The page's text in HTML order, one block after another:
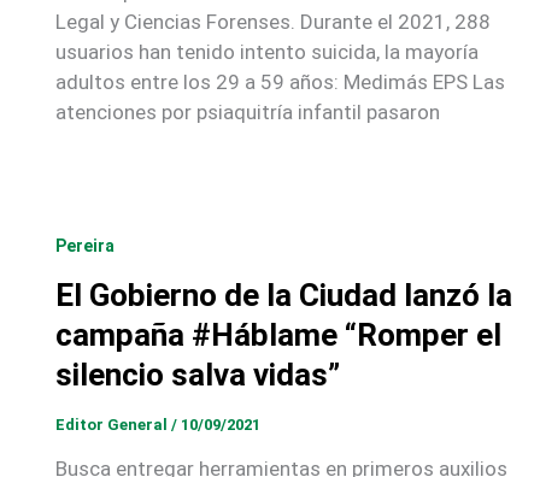
Legal y Ciencias Forenses. Durante el 2021, 288
usuarios han tenido intento suicida, la mayoría
adultos entre los 29 a 59 años: Medimás EPS Las
atenciones por psiaquitría infantil pasaron
Pereira
El Gobierno de la Ciudad lanzó la
campaña #Háblame “Romper el
silencio salva vidas”
Editor General / 10/09/2021
Busca entregar herramientas en primeros auxilios